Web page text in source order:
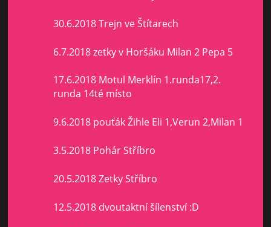
30.6.2018 Trejn ve Štítarech
6.7.2018 zetky v Horšáku Milan 2 Pepa 5
17.6.2018 Motul Merklín 1.runda17,2.
runda 14té místo
9.6.2018 pouťák Žihle Eli 1,Verun 2,Milan 1
3.5.2018 Pohár Stříbro
20.5.2018 Zetky Stříbro
12.5.2018 dvoutaktní šílenství :D